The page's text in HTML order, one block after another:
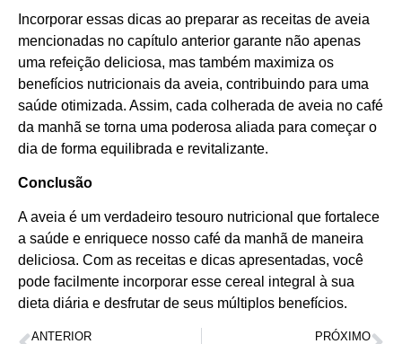
Incorporar essas dicas ao preparar as receitas de aveia
mencionadas no capítulo anterior garante não apenas
uma refeição deliciosa, mas também maximiza os
benefícios nutricionais da aveia, contribuindo para uma
saúde otimizada. Assim, cada colherada de aveia no café
da manhã se torna uma poderosa aliada para começar o
dia de forma equilibrada e revitalizante.
Conclusão
A aveia é um verdadeiro tesouro nutricional que fortalece
a saúde e enriquece nosso café da manhã de maneira
deliciosa. Com as receitas e dicas apresentadas, você
pode facilmente incorporar esse cereal integral à sua
dieta diária e desfrutar de seus múltiplos benefícios.
ANTERIOR PRÓXIMO